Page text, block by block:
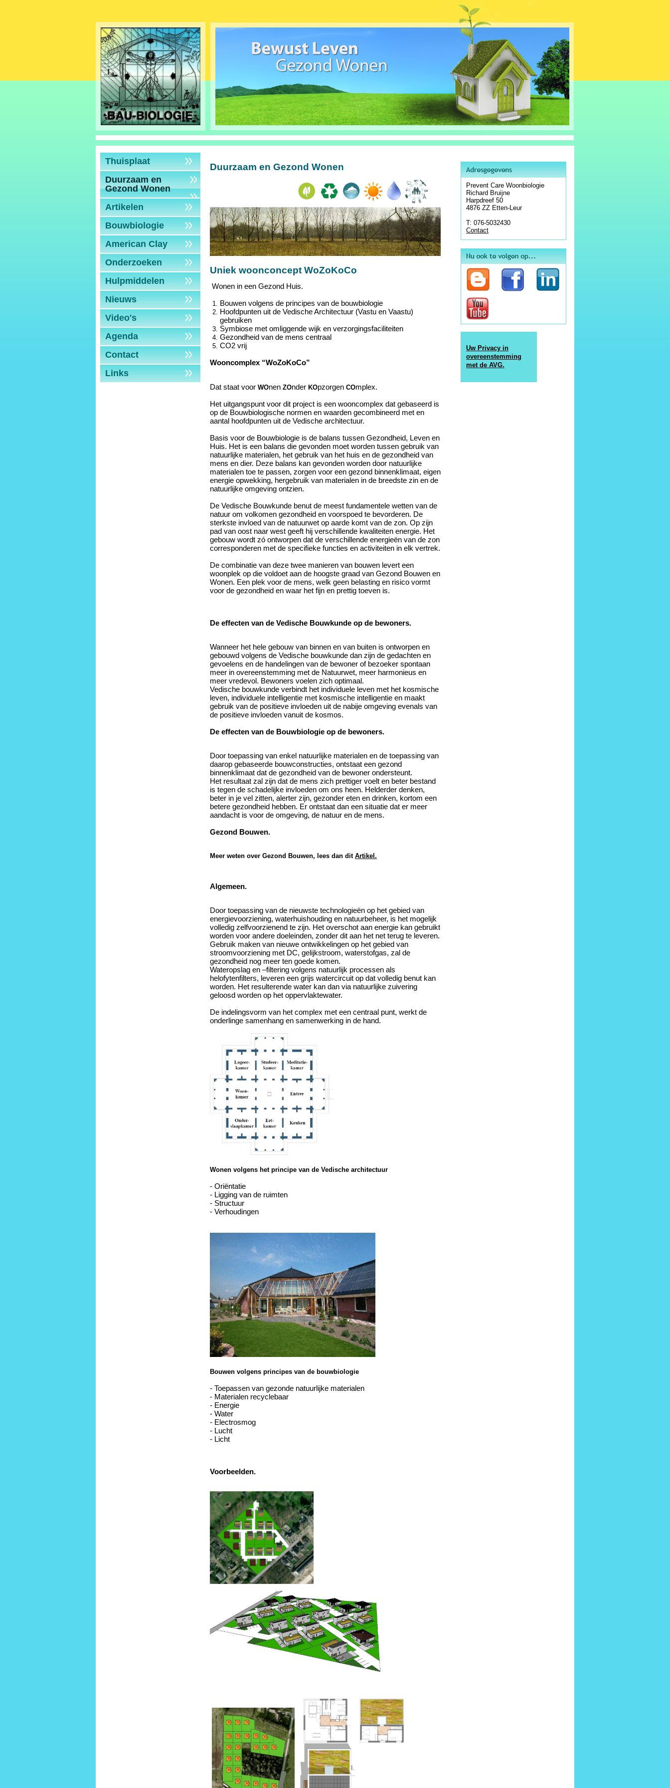
Thuisplaat
Duurzaam en
Gezond Wonen
Artikelen
Bouwbiologie
American Clay
Onderzoeken
Hulpmiddelen
Nieuws
Video's
Agenda
Contact
Links
Duurzaam en Gezond Wonen
Uniek woonconcept WoZoKoCo
Wonen in een Gezond Huis.
Bouwen volgens de principes van de bouwbiologie
Hoofdpunten uit de Vedische Architectuur (Vastu en Vaastu)
gebruiken
Symbiose met omliggende wijk en verzorgingsfaciliteiten
Gezondheid van de mens centraal
CO2 vrij
Wooncomplex “WoZoKoCo”
Dat staat voor WOnen ZOnder KOpzorgen COmplex.
Het uitgangspunt voor dit project is een wooncomplex dat gebaseerd is
op de Bouwbiologische normen en waarden gecombineerd met en
aantal hoofdpunten uit de Vedische architectuur.
Basis voor de Bouwbiologie is de balans tussen Gezondheid, Leven en
Huis. Het is een balans die gevonden moet worden tussen gebruik van
natuurlijke materialen, het gebruik van het huis en de gezondheid van
mens en dier. Deze balans kan gevonden worden door natuurlijke
materialen toe te passen, zorgen voor een gezond binnenklimaat, eigen
energie opwekking, hergebruik van materialen in de breedste zin en de
natuurlijke omgeving ontzien.
De Vedische Bouwkunde benut de meest fundamentele wetten van de
natuur om volkomen gezondheid en voorspoed te bevorderen. De
sterkste invloed van de natuurwet op aarde komt van de zon. Op zijn
pad van oost naar west geeft hij verschillende kwaliteiten energie. Het
gebouw wordt zó ontworpen dat de verschillende energieën van de zon
corresponderen met de specifieke functies en activiteiten in elk vertrek.
De combinatie van deze twee manieren van bouwen levert een
woonplek op die voldoet aan de hoogste graad van Gezond Bouwen en
Wonen. Een plek voor de mens, welk geen belasting en risico vormt
voor de gezondheid en waar het fijn en prettig toeven is.
De effecten van de Vedische Bouwkunde op de bewoners.
Wanneer het hele gebouw van binnen en van buiten is ontworpen en
gebouwd volgens de Vedische bouwkunde dan zijn de gedachten en
gevoelens en de handelingen van de bewoner of bezoeker spontaan
meer in overeenstemming met de Natuurwet, meer harmonieus en
meer vredevol. Bewoners voelen zich optimaal.
Vedische bouwkunde verbindt het individuele leven met het kosmische
leven, individuele intelligentie met kosmische intelligentie en maakt
gebruik van de positieve invloeden uit de nabije omgeving evenals van
de positieve invloeden vanuit de kosmos.
De effecten van de Bouwbiologie op de bewoners.
Door toepassing van enkel natuurlijke materialen en de toepassing van
daarop gebaseerde bouwconstructies, ontstaat een gezond
binnenklimaat dat de gezondheid van de bewoner ondersteunt.
Het resultaat zal zijn dat de mens zich prettiger voelt en beter bestand
is tegen de schadelijke invloeden om ons heen. Helderder denken,
beter in je vel zitten, alerter zijn, gezonder eten en drinken, kortom een
betere gezondheid hebben. Er ontstaat dan een situatie dat er meer
aandacht is voor de omgeving, de natuur en de mens.
Gezond Bouwen.
Meer weten over Gezond Bouwen, lees dan dit Artikel.
Algemeen.
Door toepassing van de nieuwste technologieën op het gebied van
energievoorziening, waterhuishouding en natuurbeheer, is het mogelijk
volledig zelfvoorzienend te zijn. Het overschot aan energie kan gebruikt
worden voor andere doeleinden, zonder dit aan het net terug te leveren.
Gebruik maken van nieuwe ontwikkelingen op het gebied van
stroomvoorziening met DC, gelijkstroom, waterstofgas, zal de
gezondheid nog meer ten goede komen.
Wateropslag en –filtering volgens natuurlijk processen als
helofytenfilters, leveren een grijs watercircuit op dat volledig benut kan
worden. Het resulterende water kan dan via natuurlijke zuivering
geloosd worden op het oppervlaktewater.
De indelingsvorm van het complex met een centraal punt, werkt de
onderlinge samenhang en samenwerking in de hand.
Wonen volgens het principe van de Vedische architectuur
- Oriëntatie
- Ligging van de ruimten
- Structuur
- Verhoudingen
Bouwen volgens principes van de bouwbiologie
- Toepassen van gezonde natuurlijke materialen
- Materialen recyclebaar
- Energie
- Water
- Electrosmog
- Lucht
- Licht
Voorbeelden.
Prevent Care Woonbiologie
Richard Bruijne
Harpdreef 50
4876 ZZ Etten-Leur
T: 076-5032430
Contact
Uw Privacy in
overeenstemming
met de AVG.